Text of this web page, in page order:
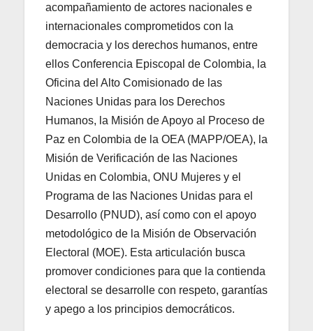
acompañamiento de actores nacionales e
internacionales comprometidos con la
democracia y los derechos humanos, entre
ellos Conferencia Episcopal de Colombia, la
Oficina del Alto Comisionado de las
Naciones Unidas para los Derechos
Humanos, la Misión de Apoyo al Proceso de
Paz en Colombia de la OEA (MAPP/OEA), la
Misión de Verificación de las Naciones
Unidas en Colombia, ONU Mujeres y el
Programa de las Naciones Unidas para el
Desarrollo (PNUD), así como con el apoyo
metodológico de la Misión de Observación
Electoral (MOE). Esta articulación busca
promover condiciones para que la contienda
electoral se desarrolle con respeto, garantías
y apego a los principios democráticos.